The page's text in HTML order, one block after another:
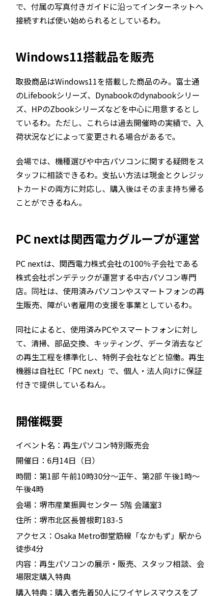
で、付属の写真付きガイドに沿ってインターネットへ
接続すれば使い始められるとしているわ。
Windows11搭載品を販売
取扱商品はWindows11を搭載した商品のみ。富士通
のLifebookシリーズ、Dynabookのdynabookシリー
ズ、HPのZbookシリーズなどを中心に用意するとし
ているわ。ただし、これらは過去開催時の実績で、入
荷状況などによって変更される場合があるで。
会場では、機種選びや中古パソコンに関する疑問をス
タッフに相談できるわ。支払い方法は現金とクレジッ
トカードの両方に対応し、購入後はそのまま持ち帰る
ことができるねん。
PC nextは関西電力グループが運営
PC nextは、関西電力株式会社の100％子会社である
株式会社ポンデテックが運営する中古パソコン専門
店。同社は、使用済みパソコンやスマートフォンの再
生販売、障がい者雇用の支援を事業としているわ。
同社によると、使用済みPCやスマートフォンに対し
て、清掃、部品交換、キッティング、データ消去など
の再生工程を標準化し、特例子会社などと協働。再生
機器は自社EC「PC next」で、個人・法人向けに保証
付きで提供しているねん。
開催概要
イベント名：再生パソコン特別販売会
開催日：6月14日（日）
時間：第1部 午前10時30分～正午、第2部 午後1時～
午後4時
会場：堺市産業振興センター 5階 会議室3
住所：堺市北区長曽根町183-5
アクセス：Osaka Metro御堂筋線「なかもず」駅から
徒歩4分
内容：再生パソコンの展示・販売、スタッフ相談、会
場限定購入特典
購入特典：購入者先着50人にワイヤレスマウスをプ